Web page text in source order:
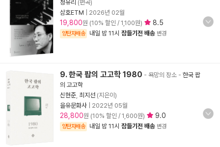
정유리 (편곡)
삼호ETM
2026년 02월
19,800원 (10% 할인 / 1,100원) 8.5
양탄자배송 내일 밤 11시 잠들기전 배송 변경
9. 한국 팝의 고고학 1980 - 욕망의 장소 - 한국 팝
의 고고학
신현준 최지선 (지은이)
을유문화사
2022년 05월
28,800원 (10% 할인 / 1,600원) 9.0
양탄자배송 내일 밤 11시 잠들기전 배송 변경